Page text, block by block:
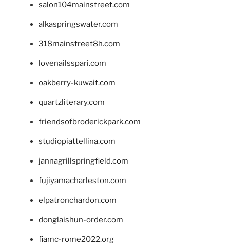
salon104mainstreet.com
alkaspringswater.com
318mainstreet8h.com
lovenailsspari.com
oakberry-kuwait.com
quartzliterary.com
friendsofbroderickpark.com
studiopiattellina.com
jannagrillspringfield.com
fujiyamacharleston.com
elpatronchardon.com
donglaishun-order.com
fiamc-rome2022.org